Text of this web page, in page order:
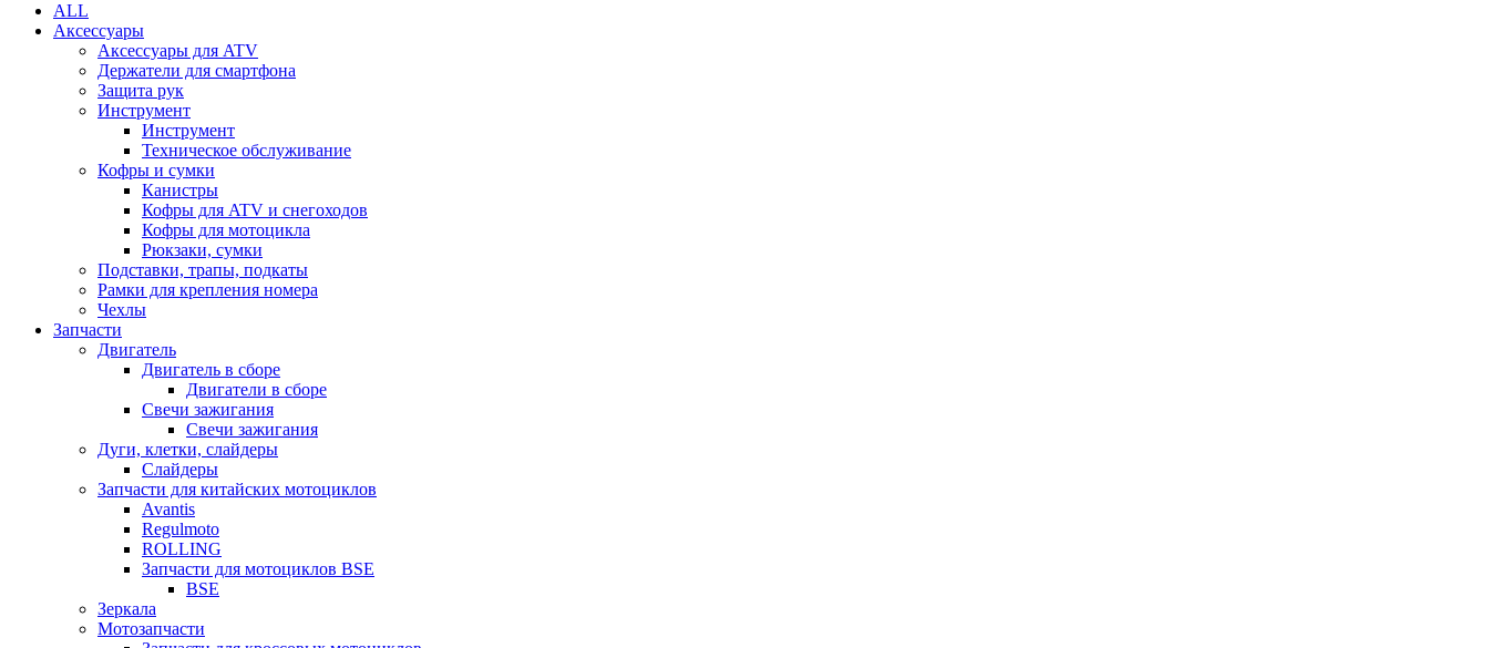
ALL
Аксессуары
Аксессуары для ATV
Держатели для смартфона
Защита рук
Инструмент
Инструмент
Техническое обслуживание
Кофры и сумки
Канистры
Кофры для ATV и снегоходов
Кофры для мотоцикла
Рюкзаки, сумки
Подставки, трапы, подкаты
Рамки для крепления номера
Чехлы
Запчасти
Двигатель
Двигатель в сборе
Двигатели в сборе
Свечи зажигания
Свечи зажигания
Дуги, клетки, слайдеры
Слайдеры
Запчасти для китайских мотоциклов
Avantis
Regulmoto
ROLLING
Запчасти для мотоциклов BSE
BSE
Зеркала
Мотозапчасти